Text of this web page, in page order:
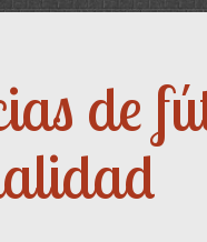
de